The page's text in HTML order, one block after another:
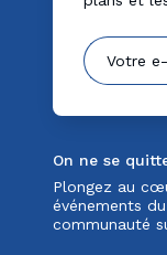
On ne se
Plongez au
événements
communauté